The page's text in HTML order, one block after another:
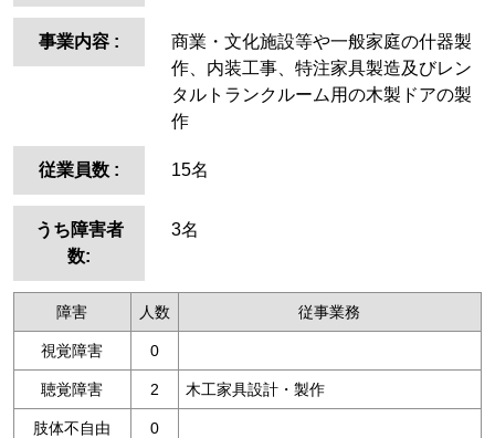
事業内容 :
商業・文化施設等や一般家庭の什器製
作、内装工事、特注家具製造及びレン
タルトランクルーム用の木製ドアの製
作
従業員数 : 15名
うち障害者
数:
3名
障害 人数 従事業務
視覚障害 0
聴覚障害 2 木工家具設計・製作
肢体不自由 0